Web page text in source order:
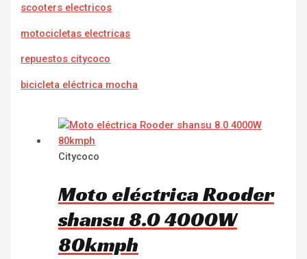
scooters electricos
motocicletas electricas
repuestos citycoco
bicicleta eléctrica mocha
Citycoco
Moto eléctrica Rooder
shansu 8.0 4000W
80kmph